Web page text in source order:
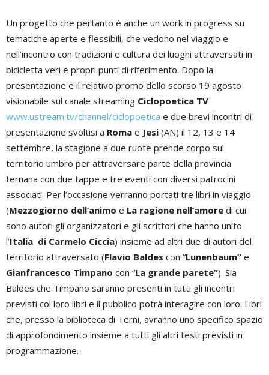
Un progetto che pertanto è anche un work in progress su
tematiche aperte e flessibili, che vedono nel viaggio e
nell’incontro con tradizioni e cultura dei luoghi attraversati in
bicicletta veri e propri punti di riferimento. Dopo la
presentazione e il relativo promo dello scorso 19 agosto
visionabile sul canale streaming Ciclopoetica TV
www.ustream.tv/channel/ciclopoetica e due brevi incontri di
presentazione svoltisi a Roma e Jesi (AN) il 12, 13 e 14
settembre, la stagione a due ruote prende corpo sul
territorio umbro per attraversare parte della provincia
ternana con due tappe e tre eventi con diversi patrocini
associati. Per l’occasione verranno portati tre libri in viaggio
(Mezzogiorno dell’animo e La ragione nell’amore di cui
sono autori gli organizzatori e gli scrittori che hanno unito
l’Italia di Carmelo Ciccia) insieme ad altri due di autori del
territorio attraversato (Flavio Baldes con “Lunenbaum” e
Gianfrancesco Timpano con “La grande parete”). Sia
Baldes che Timpano saranno presenti in tutti gli incontri
previsti coi loro libri e il pubblico potrà interagire con loro. Libri
che, presso la biblioteca di Terni, avranno uno specifico spazio
di approfondimento insieme a tutti gli altri testi previsti in
programmazione.